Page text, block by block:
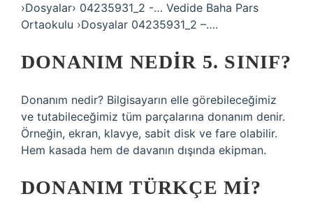
›Dosyalar› 04235931_2 -… Vedide Baha Pars
Ortaokulu ›Dosyalar 04235931_2 –….
DONANIM NEDIR 5. SINIF?
Donanım nedir? Bilgisayarın elle görebileceğimiz
ve tutabileceğimiz tüm parçalarına donanım denir.
Örneğin, ekran, klavye, sabit disk ve fare olabilir.
Hem kasada hem de davanın dışında ekipman.
DONANIM TÜRKÇE MI?